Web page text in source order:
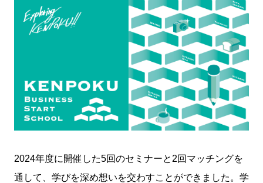
2024年度に開催した5回のセミナーと2回マッチングを
通して、学びを深め想いを交わすことができました。学